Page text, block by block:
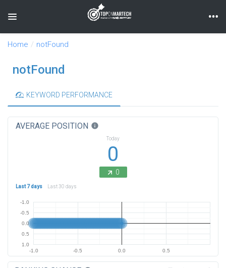
Toggle navigation
Home notFound
notFound
KEYWORD PERFORMANCE
AVERAGE POSITION info
Today
0
0
Last 7 days Last 30 days
-1.0 -0.5 0.0 0.5
-1.0
-0.5
0.0
0.5
1.0